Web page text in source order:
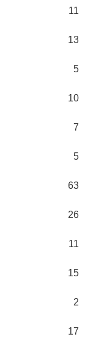
11
13
5
10
7
5
63
26
11
15
2
17